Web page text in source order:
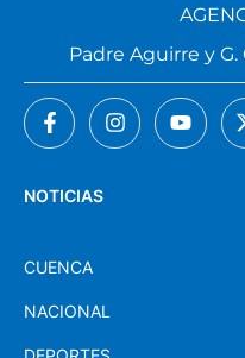
NOTICIAS
CUENCA
NACIONAL
Padre Aguirre y